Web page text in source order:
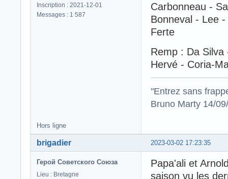
Inscription : 2021-12-01
Messages : 1 587
Carbonneau -
Bonneval - Lee
Ferte
Remp : Da
Hervé - Coria-
"Entrez sans
Bruno Marty 14/
Hors ligne
2023-03-02 17:23:35
brigadier
Герой Советского Союза
Lieu : Bretagne
Papa'ali et
saison vu les